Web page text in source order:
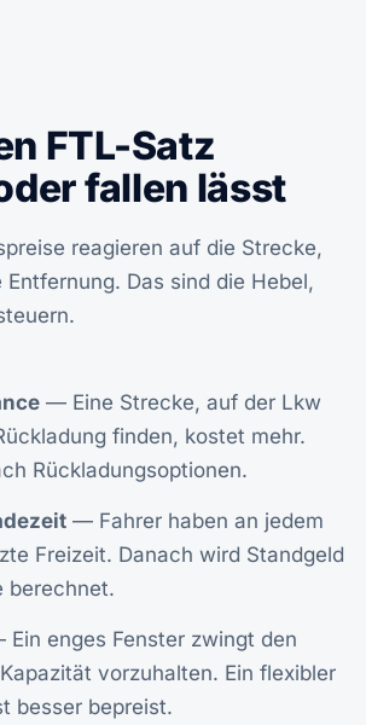
FTL-Satz
fallen lässt
reagieren auf die Strecke,
Das sind die Hebel,
— Eine Strecke, auf der Lkw
finden, kostet mehr.
Rückladungsoptionen.
— Fahrer haben an jedem
Freizeit. Danach wird Standgeld
berechnet.
enges Fenster zwingt den
vorzuhalten. Ein flexibler
besser bepreist.